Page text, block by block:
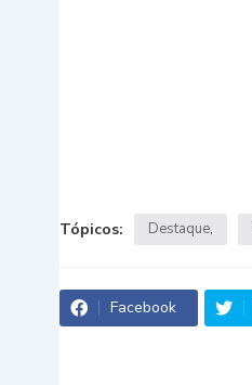
Tópicos: Destaque
Facebook